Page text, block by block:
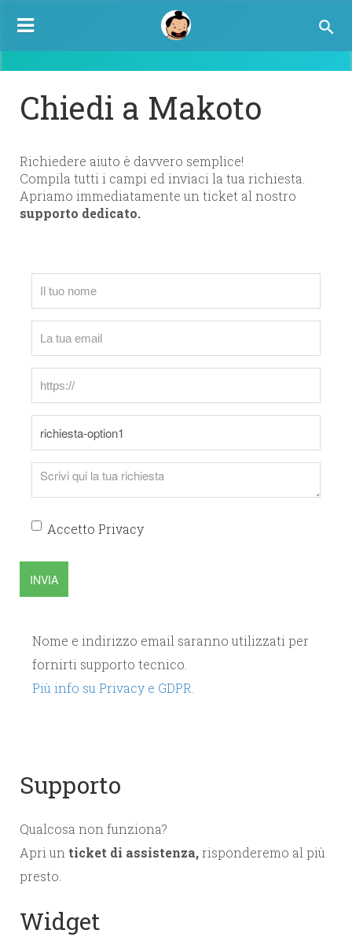
TOGGLE
NAVIGATION
Chiedi a Makoto
Richiedere aiuto è davvero semplice!
Compila tutti i campi ed inviaci la tua richiesta.
Apriamo immediatamente un ticket al nostro
supporto dedicato.
Accetto Privacy
INVIA
Nome e indirizzo email saranno utilizzati per
fornirti supporto tecnico.
Più info su Privacy e GDPR.
Supporto
Qualcosa non funziona?
Apri un ticket di assistenza,risponderemo al più
presto.
Widget